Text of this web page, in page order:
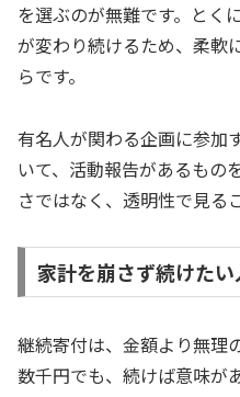
を選ぶのが無難です。とく
が変わり続けるため、柔軟
らです。
有名人が関わる企画に参加
いて、活動報告があるもの
さではなく、透明性で見る
家計を崩さず続けたい
継続寄付は、金額より無理
数千円でも、続けば意味が